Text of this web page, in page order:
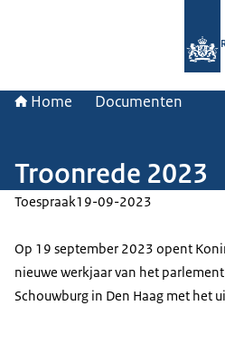
Home Documenten
Troonrede 2023
Toespraak19-09-2023
Op 19 september 2023 opent
nieuwe werkjaar van het
Schouwburg in Den Haag met het